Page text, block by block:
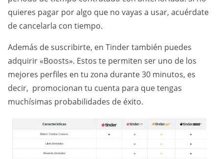
quieres pagar por algo que no vayas a usar, acuérdate
de cancelarla con tiempo.
Además de suscribirte, en Tinder también puedes
adquirir «Boosts». Estos te permiten ser uno de los
mejores perfiles en tu zona durante 30 minutos, es
decir, promocionan tu cuenta para que tengas
muchísimas probabilidades de éxito.